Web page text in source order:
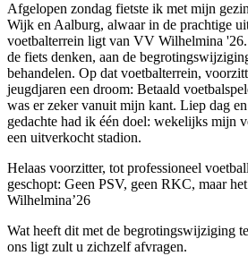
Afgelopen zondag fietste ik met mijn
Wijk en Aalburg, alwaar in de prachtige
voetbalterrein ligt van VV Wilhelmina
de fiets denken, aan de
behandelen. Op dat voetbalterrein,
jeugdjaren een droom: Betaald
was er zeker vanuit mijn kant. Liep dag
gedachte had ik één doel: wekelijks mijn
een uitverkocht stadion.
Helaas voorzitter, tot professioneel
geschopt: Geen PSV, geen RKC, maar
Wilhelmina’26
Wat heeft dit met de begrotingswijziging
ons ligt zult u zichzelf afvragen.